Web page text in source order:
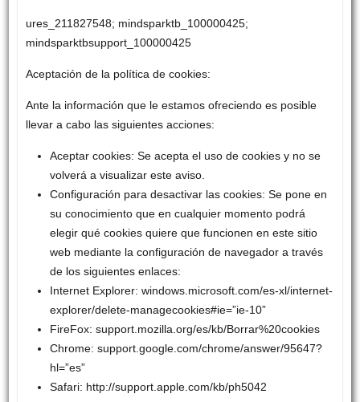
ures_211827548; mindsparktb_100000425;
mindsparktbsupport_100000425
Aceptación de la política de cookies:
Ante la información que le estamos ofreciendo es posible
llevar a cabo las siguientes acciones:
Aceptar cookies: Se acepta el uso de cookies y no se
volverá a visualizar este aviso.
Configuración para desactivar las cookies: Se pone en
su conocimiento que en cualquier momento podrá
elegir qué cookies quiere que funcionen en este sitio
web mediante la configuración de navegador a través
de los siguientes enlaces:
Internet Explorer: windows.microsoft.com/es-xl/internet-
explorer/delete-managecookies#ie=”ie-10”
FireFox: support.mozilla.org/es/kb/Borrar%20cookies
Chrome: support.google.com/chrome/answer/95647?
hl=”es”
Safari: http://support.apple.com/kb/ph5042